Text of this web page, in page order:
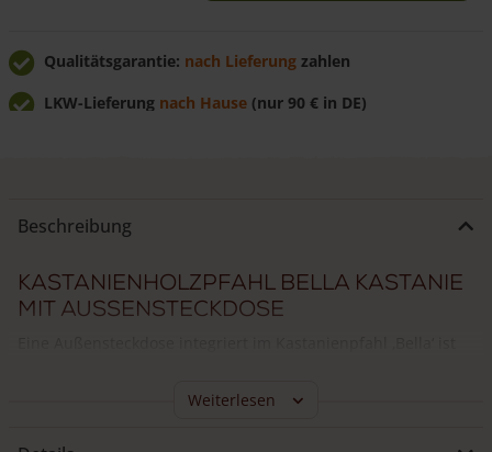
Qualitätsgarantie: nach Lieferung zahlen
LKW-Lieferung nach Hause (nur 90 € in DE)
Beschreibung
Kastanienholzpfahl Bella Kastanie
mit Aussensteckdose
Kein Gefummel mehr mit langen Verlängerungskabeln, wenn
Weiterlesen